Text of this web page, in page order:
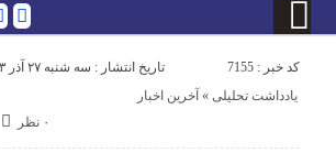
کد خبر : 7155 تاریخ انتشار : سه شنبه ۲۷ آذر ۱۴۰۳ - ۱۲:۱۱
۰ نظر
آخرین اخبار « یادداشت تحلیلی